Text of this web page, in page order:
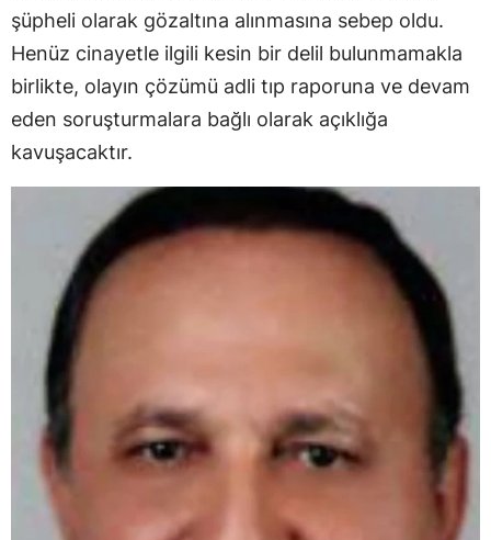
şüpheli olarak gözaltına alınmasına sebep oldu.
Henüz cinayetle ilgili kesin bir delil bulunmamakla
birlikte, olayın çözümü adli tıp raporuna ve devam
eden soruşturmalara bağlı olarak açıklığa
kavuşacaktır.